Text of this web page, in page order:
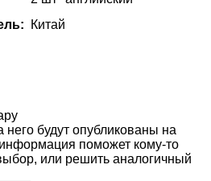
Китай
будут опубликованы на
поможет кому-то
или решить аналогичный